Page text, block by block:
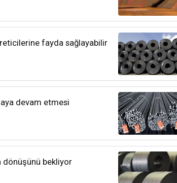
fayda sağlayabilir
devam etmesi
dönüşünü bekliyor